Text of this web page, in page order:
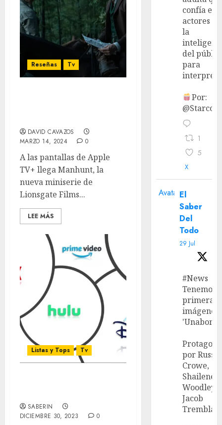
Reseñas Tv
DAVID CAVAZOS
MARZO 14, 2024
0
A las pantallas de Apple
TV+ llega Manhunt, la
nueva miniserie de
Lionsgate Films...
LEE MÁS
Listas y Tops Tv
SABERIN
DICIEMBRE 30, 2023
0
confía en
actores y
la
del
para
Por:
1
5
X
Avatar El
Saber
Del
Todo
29 Jul
#News
Tenemos
primeras
imágenes
por
Crowe,
Shailene
Woodley y
Jacob
Tremblay.